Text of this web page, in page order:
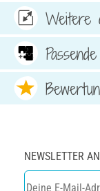
Weitere
NEWSLETTER